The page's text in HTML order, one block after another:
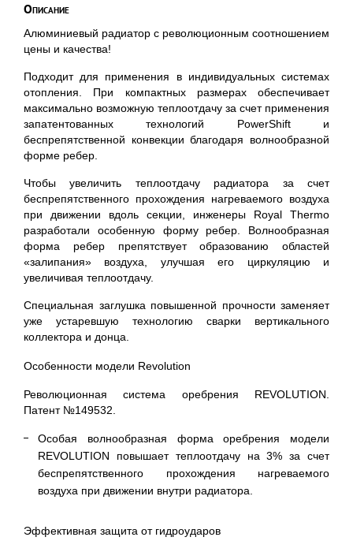
Описание
Алюминиевый радиатор с революционным соотношением
цены и качества!
Подходит для применения в индивидуальных системах
отопления. При компактных размерах обеспечивает
максимально возможную теплоотдачу за счет применения
запатентованных технологий PowerShift и
беспрепятственной конвекции благодаря волнообразной
форме ребер.
Чтобы увеличить теплоотдачу радиатора за счет
беспрепятственного прохождения нагреваемого воздуха
при движении вдоль секции, инженеры Royal Thermo
разработали особенную форму ребер. Волнообразная
форма ребер препятствует образованию областей
«залипания» воздуха, улучшая его циркуляцию и
увеличивая теплоотдачу.
Специальная заглушка повышенной прочности заменяет
уже устаревшую технологию сварки вертикального
коллектора и донца.
Особенности модели Revolution
Революционная система оребрения REVOLUTION.
Патент №149532.
Особая волнообразная форма оребрения модели
REVOLUTION повышает теплоотдачу на 3% за счет
беспрепятственного прохождения нагреваемого
воздуха при движении внутри радиатора.
Эффективная защита от гидроударов